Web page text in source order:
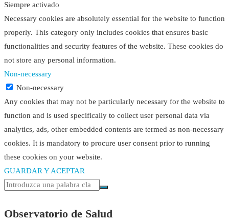
Siempre activado
Necessary cookies are absolutely essential for the website to function
properly. This category only includes cookies that ensures basic
functionalities and security features of the website. These cookies do
not store any personal information.
Non-necessary
Non-necessary
Any cookies that may not be particularly necessary for the website to
function and is used specifically to collect user personal data via
analytics, ads, other embedded contents are termed as non-necessary
cookies. It is mandatory to procure user consent prior to running
these cookies on your website.
GUARDAR Y ACEPTAR
Observatorio de Salud